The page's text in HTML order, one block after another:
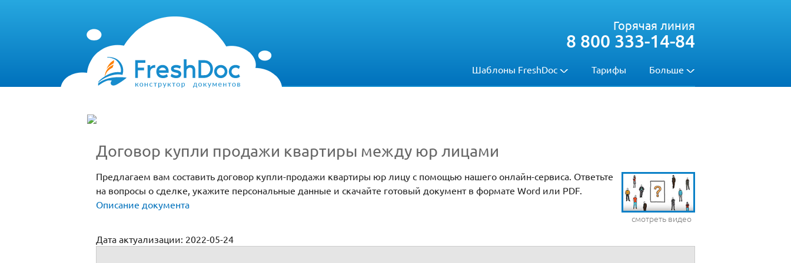
Шаблоны FreshDoc Тарифы Больше
Горячая линия
8 800 333-14-84
Договор купли продажи квартиры между юр лицами
смотреть видео
Предлагаем вам составить договор купли-продажи квартиры юр лицу с помощью нашего онлайн-сервиса. Ответьте
на вопросы о сделке, укажите персональные данные и скачайте готовый документ в формате Word или PDF.
Описание документа
Дата актуализации: 2022-05-24